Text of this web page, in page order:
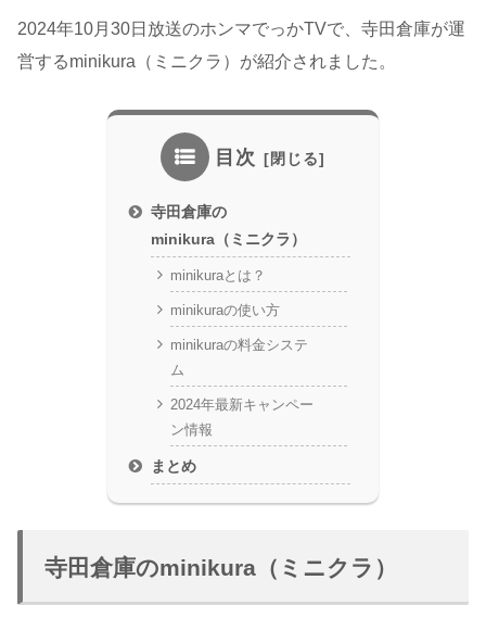
2024年10月30日放送のホンマでっかTVで、寺田倉庫が運
営するminikura（ミニクラ）が紹介されました。
目次
寺田倉庫の
minikura（ミニクラ）
minikuraとは？
minikuraの使い方
minikuraの料金システ
ム
2024年最新キャンペー
ン情報
まとめ
寺田倉庫のminikura（ミニクラ）